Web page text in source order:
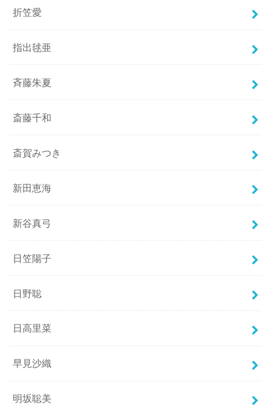
折笠愛
指出毬亜
斉藤朱夏
斎藤千和
斎賀みつき
新田恵海
新谷真弓
日笠陽子
日野聡
日高里菜
早見沙織
明坂聡美